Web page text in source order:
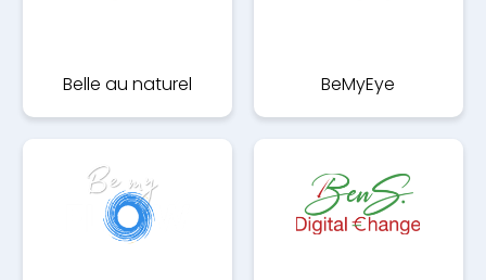
Belle au naturel BeMyEye